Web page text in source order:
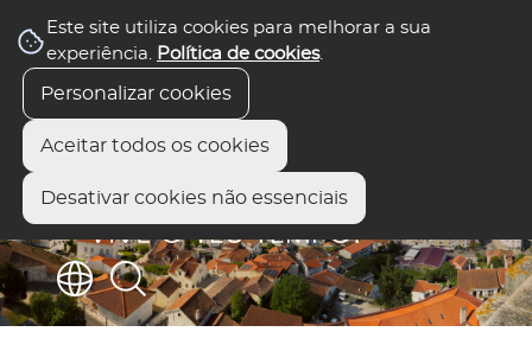
Este site utiliza cookies para melhorar a sua
experiência. Política de cookies.
Personalizar cookies
Aceitar todos os cookies
Desativar cookies não essenciais